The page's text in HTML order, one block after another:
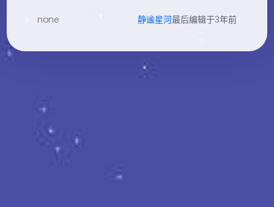
none 静谧星河最后编辑于3年前